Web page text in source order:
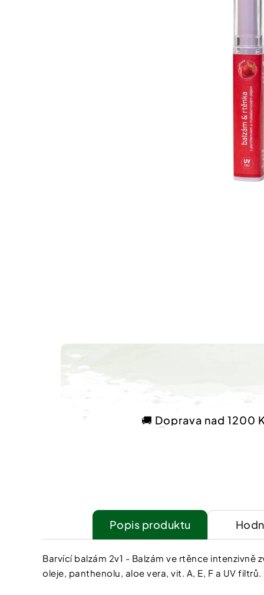
🚚 Doprava nad 1200
Popis
Barvící balzám 2v1 - Balzám ve rtěnce
oleje, panthenolu, aloe vera, vit. A, E, F a UV filtrů.